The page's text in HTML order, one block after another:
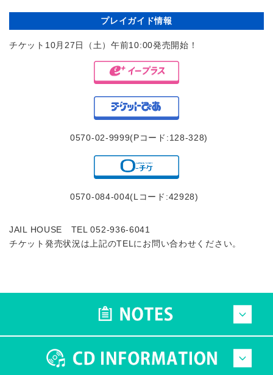
プレイガイド情報
チケット10月27日（土）午前10:00発売開始！
0570-02-9999(Pコード:128-328)
0570-084-004(Lコード:42928)
JAIL HOUSE TEL 052-936-6041
チケット発売状況は上記のTELにお問い合わせください。